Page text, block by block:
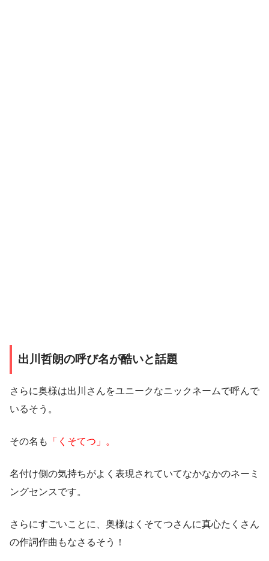
出川哲朗の呼び名が酷いと話題
さらに奥様は出川さんをユニークなニックネームで呼んで
いるそう。
その名も 「くそてつ」。
名付け側の気持ちがよく表現されていてなかなかのネーミ
ングセンスです。
さらにすごいことに、奥様はくそてつさんに真心たくさん
の作詞作曲もなさるそう！